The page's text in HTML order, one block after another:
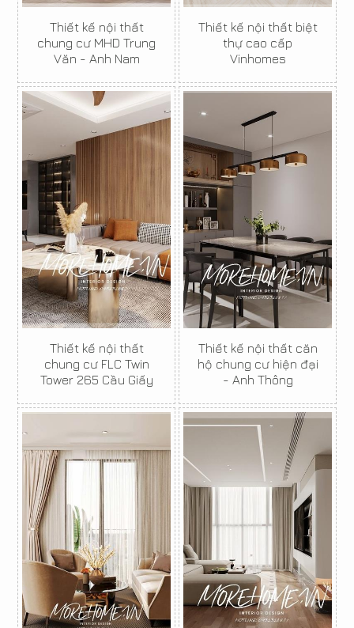
Thiết kế nội thất
chung cư MHD Trung
Văn - Anh Nam
Thiết kế nội thất biệt
thự cao cấp
Vinhomes
Thiết kế nội thất
chung cư FLC Twin
Tower 265 Cầu Giấy
Thiết kế nội thất căn
hộ chung cư hiện đại
- Anh Thông